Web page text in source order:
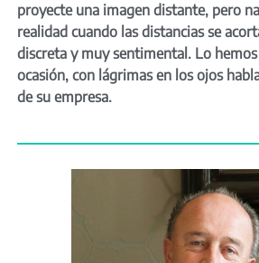
proyecte una imagen distante, pero
realidad cuando las distancias se
discreta y muy sentimental. Lo
ocasión, con lágrimas en los ojos
de su empresa.